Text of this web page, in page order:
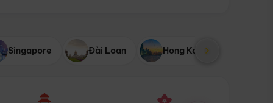
Singapore Đài Loan Hong Kong